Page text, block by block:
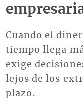
Cuando el
tiempo llega
exige
lejos de los
plazo.